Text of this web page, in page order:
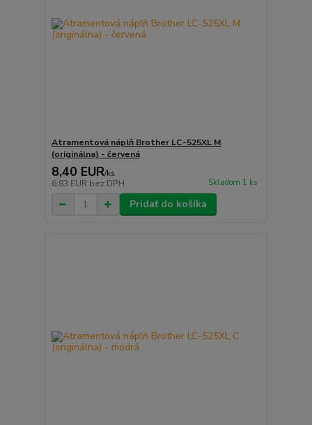
Atramentová náplň Brother LC-525XL M
(originálna) - červená
8,40 EUR/ks
6,83 EUR bez DPH Skladom 1 ks
Pridať do košíka